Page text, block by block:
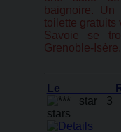
baignoire.
toilette gratuits
Savoie se
Grenoble-Isère.
Le